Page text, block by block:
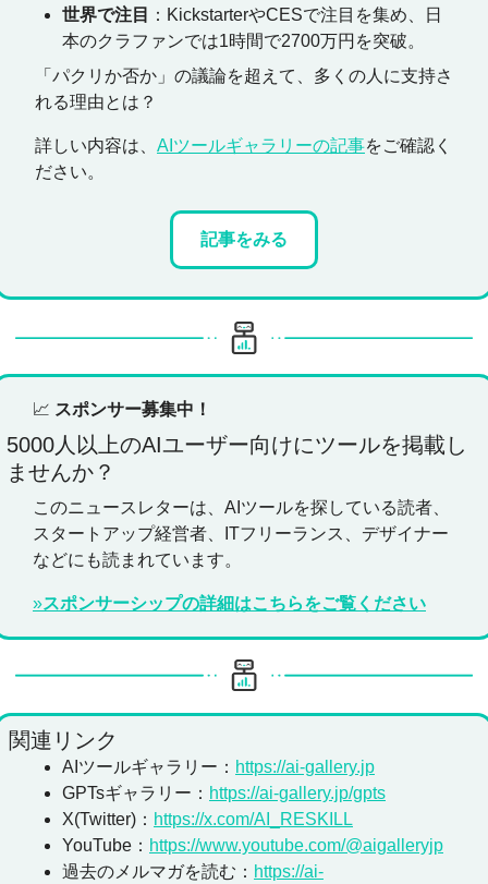
世界で注目
：KickstarterやCESで注目を集め、日
本のクラファンでは1時間で2700万円を突破。
「パクリか否か」の議論を超えて、多くの人に支持さ
れる理由とは？
詳しい内容は、 AIツールギャラリーの記事をご確認く
ださい。
記事をみる
📈 スポンサー募集中！
5000人以上のAIユーザー向けにツールを掲載し
ませんか？
このニュースレターは、AIツールを探している読者、
スタートアップ経営者、ITフリーランス、デザイナー
などにも読まれています。
»スポンサーシップの詳細はこちらをご覧ください
関連リンク
AIツールギャラリー： https://ai-gallery.jp
GPTsギャラリー： https://ai-gallery.jp/gpts
X(Twitter)： https://x.com/AI_RESKILL
YouTube： https://www.youtube.com/@aigalleryjp
過去のメルマガを読む： https://ai-